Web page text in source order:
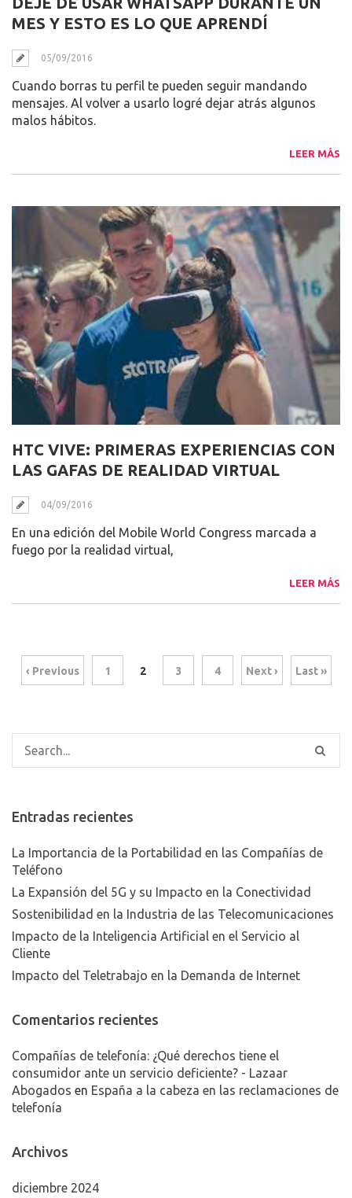
MES Y ESTO ES LO QUE APRENDÍ
05/09/2016
Cuando borras tu perfil te pueden seguir mandando
mensajes. Al volver a usarlo logré dejar atrás algunos
malos hábitos.
LEER MÁS
HTC VIVE: PRIMERAS EXPERIENCIAS CON
LAS GAFAS DE REALIDAD VIRTUAL
04/09/2016
En una edición del Mobile World Congress marcada a
fuego por la realidad virtual,
LEER MÁS
‹ Previous 1 2 3 4 Next › Last »
Entradas recientes
La Importancia de la Portabilidad en las Compañías de
Teléfono
La Expansión del 5G y su Impacto en la Conectividad
Sostenibilidad en la Industria de las Telecomunicaciones
Impacto de la Inteligencia Artificial en el Servicio al
Cliente
Impacto del Teletrabajo en la Demanda de Internet
Comentarios recientes
Compañías de telefonía: ¿Qué derechos tiene el
consumidor ante un servicio deficiente? - Lazaar
Abogados en España a la cabeza en las reclamaciones de
telefonía
Archivos
diciembre 2024